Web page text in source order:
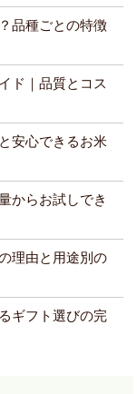
品種ごとの特徴
ド｜品質とコス
安心できるお米
からお試しでき
理由と用途別の
ギフト選びの完